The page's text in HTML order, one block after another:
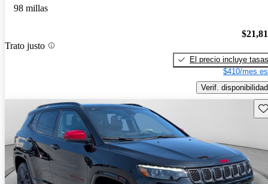
98 millas
Trato justo
El precio incluye tasas
$410/mes
Verif. disponibilidad